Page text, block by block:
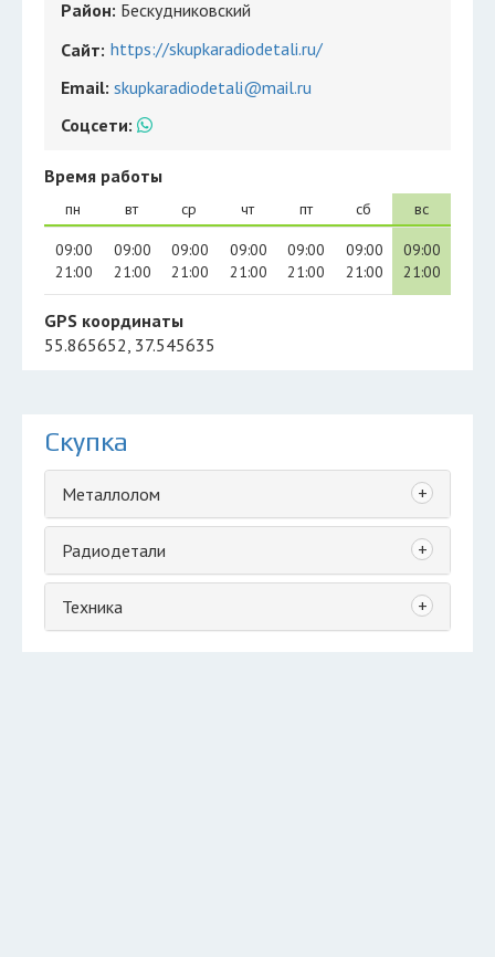
Район: Бескудниковский
Сайт: https://skupkaradiodetali.ru/
Email: skupkaradiodetali@mail.ru
Соцсети:
Время работы
пн
09:00
21:00
вт
09:00
21:00
ср
09:00
21:00
чт
09:00
21:00
пт
09:00
21:00
сб
09:00
21:00
вс
09:00
21:00
GPS координаты
55.865652, 37.545635
Скупка
Металлолом +
Радиодетали +
Техника +